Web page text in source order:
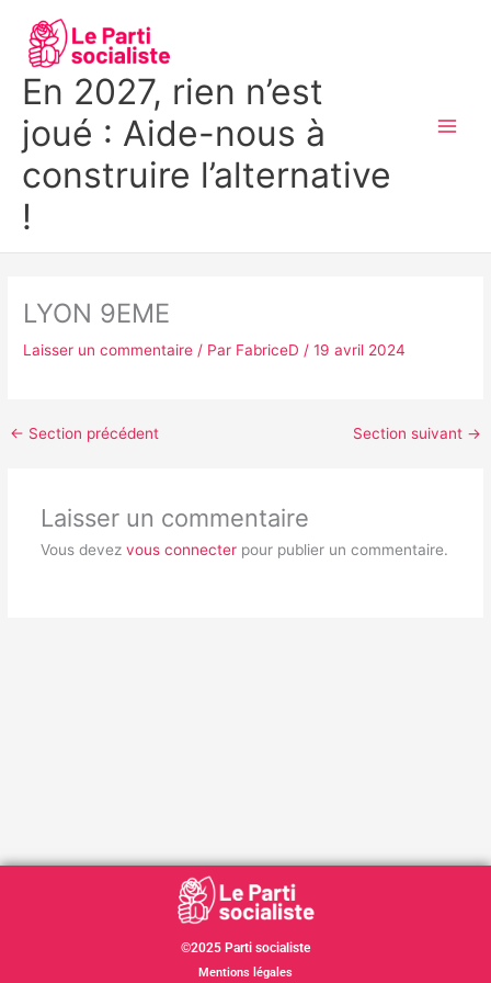
contenu
En 2027, rien n’est
joué : Aide-nous à
construire l’alternative
!
LYON 9EME
Laisser un commentaire / Par FabriceD/19 avril 2024
← Section précédent Section suivant →
Laisser un commentaire
Vous devez vous connecterpour publier un commentaire.
©2025 Parti socialiste
Mentions légales